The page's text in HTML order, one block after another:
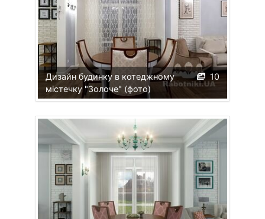
10
Дизайн будинку в котеджному
містечку "Золоче" (фото)